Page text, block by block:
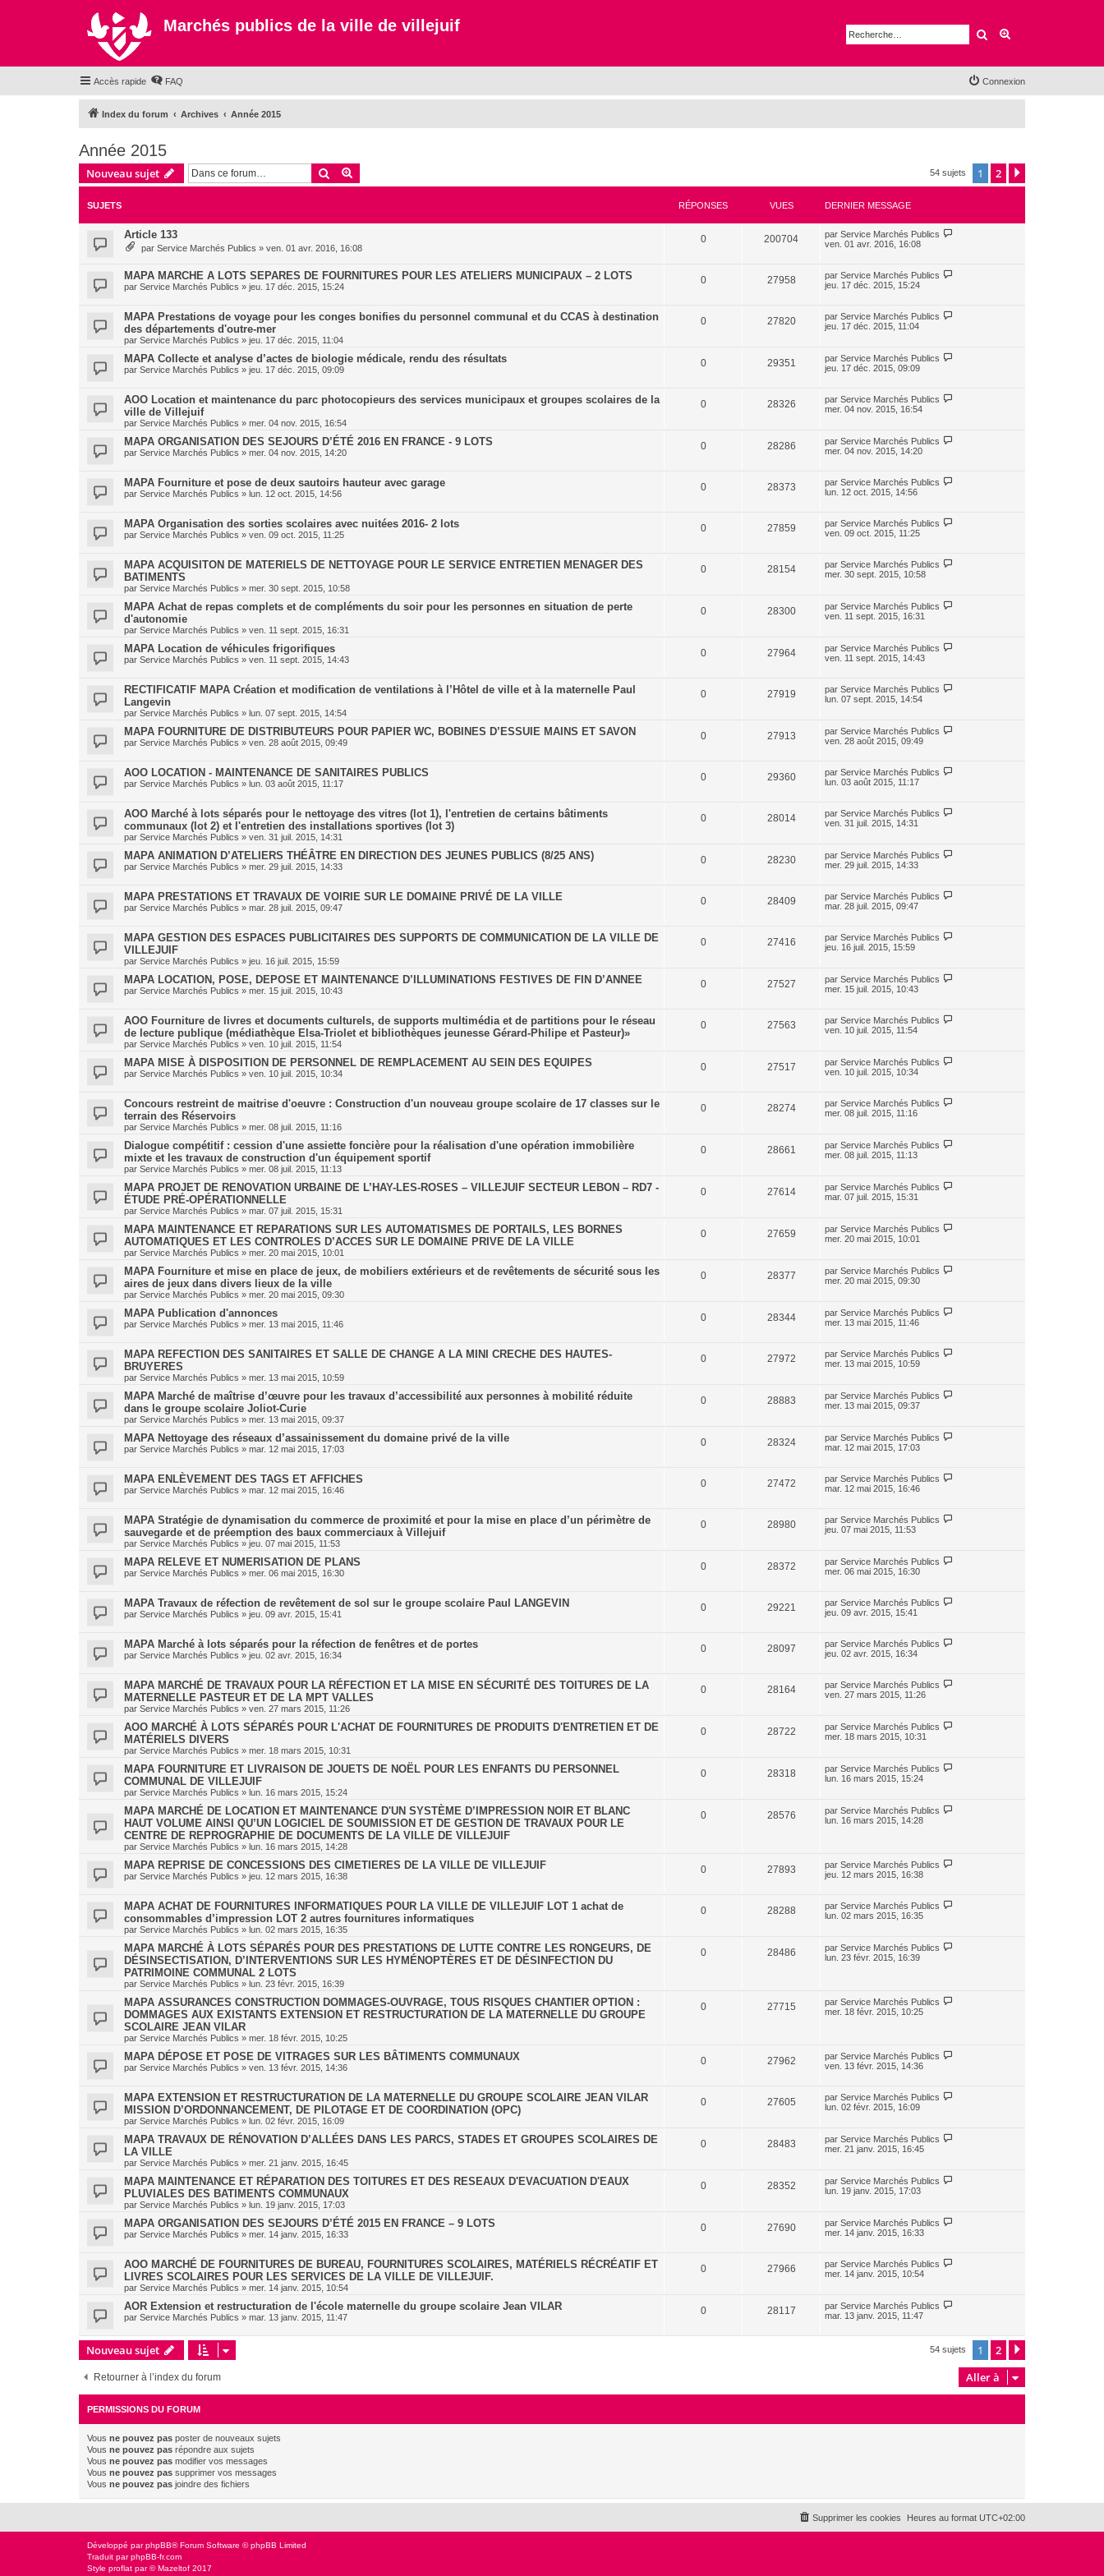
Marchés publics de la ville de villejuif Rechercher
Accès rapide FAQ Connexion
Index du forum Archives Année 2015
Année 2015
Nouveau sujet Rechercher 54 sujets 1 2
SUJETS RÉPONSES VUES DERNIER MESSAGE
Article 133
par Service Marchés Publics » ven. 01 avr. 2016, 16:08
0 200704 par Service Marchés Publics
ven. 01 avr. 2016, 16:08
MAPA MARCHE A LOTS SEPARES DE FOURNITURES POUR LES ATELIERS MUNICIPAUX – 2 LOTS
par Service Marchés Publics » jeu. 17 déc. 2015, 15:24
0 27958 par Service Marchés Publics
jeu. 17 déc. 2015, 15:24
MAPA Prestations de voyage pour les conges bonifies du personnel communal et du CCAS à destination
des départements d'outre-mer
par Service Marchés Publics » jeu. 17 déc. 2015, 11:04
0 27820 par Service Marchés Publics
jeu. 17 déc. 2015, 11:04
MAPA Collecte et analyse d’actes de biologie médicale, rendu des résultats
par Service Marchés Publics » jeu. 17 déc. 2015, 09:09
0 29351 par Service Marchés Publics
jeu. 17 déc. 2015, 09:09
AOO Location et maintenance du parc photocopieurs des services municipaux et groupes scolaires de la
ville de Villejuif
par Service Marchés Publics » mer. 04 nov. 2015, 16:54
0 28326 par Service Marchés Publics
mer. 04 nov. 2015, 16:54
MAPA ORGANISATION DES SEJOURS D’ÉTÉ 2016 EN FRANCE - 9 LOTS
par Service Marchés Publics » mer. 04 nov. 2015, 14:20
0 28286 par Service Marchés Publics
mer. 04 nov. 2015, 14:20
MAPA Fourniture et pose de deux sautoirs hauteur avec garage
par Service Marchés Publics » lun. 12 oct. 2015, 14:56
0 28373 par Service Marchés Publics
lun. 12 oct. 2015, 14:56
MAPA Organisation des sorties scolaires avec nuitées 2016- 2 lots
par Service Marchés Publics » ven. 09 oct. 2015, 11:25
0 27859 par Service Marchés Publics
ven. 09 oct. 2015, 11:25
MAPA ACQUISITON DE MATERIELS DE NETTOYAGE POUR LE SERVICE ENTRETIEN MENAGER DES
BATIMENTS
par Service Marchés Publics » mer. 30 sept. 2015, 10:58
0 28154 par Service Marchés Publics
mer. 30 sept. 2015, 10:58
MAPA Achat de repas complets et de compléments du soir pour les personnes en situation de perte
d'autonomie
par Service Marchés Publics » ven. 11 sept. 2015, 16:31
0 28300 par Service Marchés Publics
ven. 11 sept. 2015, 16:31
MAPA Location de véhicules frigorifiques
par Service Marchés Publics » ven. 11 sept. 2015, 14:43
0 27964 par Service Marchés Publics
ven. 11 sept. 2015, 14:43
RECTIFICATIF MAPA Création et modification de ventilations à l’Hôtel de ville et à la maternelle Paul
Langevin
par Service Marchés Publics » lun. 07 sept. 2015, 14:54
0 27919 par Service Marchés Publics
lun. 07 sept. 2015, 14:54
MAPA FOURNITURE DE DISTRIBUTEURS POUR PAPIER WC, BOBINES D’ESSUIE MAINS ET SAVON
par Service Marchés Publics » ven. 28 août 2015, 09:49
0 27913 par Service Marchés Publics
ven. 28 août 2015, 09:49
AOO LOCATION - MAINTENANCE DE SANITAIRES PUBLICS
par Service Marchés Publics » lun. 03 août 2015, 11:17
0 29360 par Service Marchés Publics
lun. 03 août 2015, 11:17
AOO Marché à lots séparés pour le nettoyage des vitres (lot 1), l'entretien de certains bâtiments
communaux (lot 2) et l'entretien des installations sportives (lot 3)
par Service Marchés Publics » ven. 31 juil. 2015, 14:31
0 28014 par Service Marchés Publics
ven. 31 juil. 2015, 14:31
MAPA ANIMATION D’ATELIERS THÉÂTRE EN DIRECTION DES JEUNES PUBLICS (8/25 ANS)
par Service Marchés Publics » mer. 29 juil. 2015, 14:33
0 28230 par Service Marchés Publics
mer. 29 juil. 2015, 14:33
MAPA PRESTATIONS ET TRAVAUX DE VOIRIE SUR LE DOMAINE PRIVÉ DE LA VILLE
par Service Marchés Publics » mar. 28 juil. 2015, 09:47
0 28409 par Service Marchés Publics
mar. 28 juil. 2015, 09:47
MAPA GESTION DES ESPACES PUBLICITAIRES DES SUPPORTS DE COMMUNICATION DE LA VILLE DE
VILLEJUIF
par Service Marchés Publics » jeu. 16 juil. 2015, 15:59
0 27416 par Service Marchés Publics
jeu. 16 juil. 2015, 15:59
MAPA LOCATION, POSE, DEPOSE ET MAINTENANCE D’ILLUMINATIONS FESTIVES DE FIN D’ANNEE
par Service Marchés Publics » mer. 15 juil. 2015, 10:43
0 27527 par Service Marchés Publics
mer. 15 juil. 2015, 10:43
AOO Fourniture de livres et documents culturels, de supports multimédia et de partitions pour le réseau
de lecture publique (médiathèque Elsa-Triolet et bibliothèques jeunesse Gérard-Philipe et Pasteur)»
par Service Marchés Publics » ven. 10 juil. 2015, 11:54
0 27563 par Service Marchés Publics
ven. 10 juil. 2015, 11:54
MAPA MISE À DISPOSITION DE PERSONNEL DE REMPLACEMENT AU SEIN DES EQUIPES
par Service Marchés Publics » ven. 10 juil. 2015, 10:34
0 27517 par Service Marchés Publics
ven. 10 juil. 2015, 10:34
Concours restreint de maitrise d'oeuvre : Construction d'un nouveau groupe scolaire de 17 classes sur le
terrain des Réservoirs
par Service Marchés Publics » mer. 08 juil. 2015, 11:16
0 28274 par Service Marchés Publics
mer. 08 juil. 2015, 11:16
Dialogue compétitif : cession d'une assiette foncière pour la réalisation d'une opération immobilière
mixte et les travaux de construction d'un équipement sportif
par Service Marchés Publics » mer. 08 juil. 2015, 11:13
0 28661 par Service Marchés Publics
mer. 08 juil. 2015, 11:13
MAPA PROJET DE RENOVATION URBAINE DE L’HAY-LES-ROSES – VILLEJUIF SECTEUR LEBON – RD7 -
ÉTUDE PRÉ-OPÉRATIONNELLE
par Service Marchés Publics » mar. 07 juil. 2015, 15:31
0 27614 par Service Marchés Publics
mar. 07 juil. 2015, 15:31
MAPA MAINTENANCE ET REPARATIONS SUR LES AUTOMATISMES DE PORTAILS, LES BORNES
AUTOMATIQUES ET LES CONTROLES D’ACCES SUR LE DOMAINE PRIVE DE LA VILLE
par Service Marchés Publics » mer. 20 mai 2015, 10:01
0 27659 par Service Marchés Publics
mer. 20 mai 2015, 10:01
MAPA Fourniture et mise en place de jeux, de mobiliers extérieurs et de revêtements de sécurité sous les
aires de jeux dans divers lieux de la ville
par Service Marchés Publics » mer. 20 mai 2015, 09:30
0 28377 par Service Marchés Publics
mer. 20 mai 2015, 09:30
MAPA Publication d'annonces
par Service Marchés Publics » mer. 13 mai 2015, 11:46
0 28344 par Service Marchés Publics
mer. 13 mai 2015, 11:46
MAPA REFECTION DES SANITAIRES ET SALLE DE CHANGE A LA MINI CRECHE DES HAUTES-
BRUYERES
par Service Marchés Publics » mer. 13 mai 2015, 10:59
0 27972 par Service Marchés Publics
mer. 13 mai 2015, 10:59
MAPA Marché de maîtrise d’œuvre pour les travaux d’accessibilité aux personnes à mobilité réduite
dans le groupe scolaire Joliot-Curie
par Service Marchés Publics » mer. 13 mai 2015, 09:37
0 28883 par Service Marchés Publics
mer. 13 mai 2015, 09:37
MAPA Nettoyage des réseaux d’assainissement du domaine privé de la ville
par Service Marchés Publics » mar. 12 mai 2015, 17:03
0 28324 par Service Marchés Publics
mar. 12 mai 2015, 17:03
MAPA ENLÈVEMENT DES TAGS ET AFFICHES
par Service Marchés Publics » mar. 12 mai 2015, 16:46
0 27472 par Service Marchés Publics
mar. 12 mai 2015, 16:46
MAPA Stratégie de dynamisation du commerce de proximité et pour la mise en place d’un périmètre de
sauvegarde et de préemption des baux commerciaux à Villejuif
par Service Marchés Publics » jeu. 07 mai 2015, 11:53
0 28980 par Service Marchés Publics
jeu. 07 mai 2015, 11:53
MAPA RELEVE ET NUMERISATION DE PLANS
par Service Marchés Publics » mer. 06 mai 2015, 16:30
0 28372 par Service Marchés Publics
mer. 06 mai 2015, 16:30
MAPA Travaux de réfection de revêtement de sol sur le groupe scolaire Paul LANGEVIN
par Service Marchés Publics » jeu. 09 avr. 2015, 15:41
0 29221 par Service Marchés Publics
jeu. 09 avr. 2015, 15:41
MAPA Marché à lots séparés pour la réfection de fenêtres et de portes
par Service Marchés Publics » jeu. 02 avr. 2015, 16:34
0 28097 par Service Marchés Publics
jeu. 02 avr. 2015, 16:34
MAPA MARCHÉ DE TRAVAUX POUR LA RÉFECTION ET LA MISE EN SÉCURITÉ DES TOITURES DE LA
MATERNELLE PASTEUR ET DE LA MPT VALLES
par Service Marchés Publics » ven. 27 mars 2015, 11:26
0 28164 par Service Marchés Publics
ven. 27 mars 2015, 11:26
AOO MARCHÉ À LOTS SÉPARÉS POUR L'ACHAT DE FOURNITURES DE PRODUITS D'ENTRETIEN ET DE
MATÉRIELS DIVERS
par Service Marchés Publics » mer. 18 mars 2015, 10:31
0 28722 par Service Marchés Publics
mer. 18 mars 2015, 10:31
MAPA FOURNITURE ET LIVRAISON DE JOUETS DE NOËL POUR LES ENFANTS DU PERSONNEL
COMMUNAL DE VILLEJUIF
par Service Marchés Publics » lun. 16 mars 2015, 15:24
0 28318 par Service Marchés Publics
lun. 16 mars 2015, 15:24
MAPA MARCHÉ DE LOCATION ET MAINTENANCE D'UN SYSTÈME D’IMPRESSION NOIR ET BLANC
HAUT VOLUME AINSI QU’UN LOGICIEL DE SOUMISSION ET DE GESTION DE TRAVAUX POUR LE
CENTRE DE REPROGRAPHIE DE DOCUMENTS DE LA VILLE DE VILLEJUIF
par Service Marchés Publics » lun. 16 mars 2015, 14:28
0 28576 par Service Marchés Publics
lun. 16 mars 2015, 14:28
MAPA REPRISE DE CONCESSIONS DES CIMETIERES DE LA VILLE DE VILLEJUIF
par Service Marchés Publics » jeu. 12 mars 2015, 16:38
0 27893 par Service Marchés Publics
jeu. 12 mars 2015, 16:38
MAPA ACHAT DE FOURNITURES INFORMATIQUES POUR LA VILLE DE VILLEJUIF LOT 1 achat de
consommables d’impression LOT 2 autres fournitures informatiques
par Service Marchés Publics » lun. 02 mars 2015, 16:35
0 28288 par Service Marchés Publics
lun. 02 mars 2015, 16:35
MAPA MARCHÉ À LOTS SÉPARÉS POUR DES PRESTATIONS DE LUTTE CONTRE LES RONGEURS, DE
DÉSINSECTISATION, D’INTERVENTIONS SUR LES HYMÉNOPTÈRES ET DE DÉSINFECTION DU
PATRIMOINE COMMUNAL 2 LOTS
par Service Marchés Publics » lun. 23 févr. 2015, 16:39
0 28486 par Service Marchés Publics
lun. 23 févr. 2015, 16:39
MAPA ASSURANCES CONSTRUCTION DOMMAGES-OUVRAGE, TOUS RISQUES CHANTIER OPTION :
DOMMAGES AUX EXISTANTS EXTENSION ET RESTRUCTURATION DE LA MATERNELLE DU GROUPE
SCOLAIRE JEAN VILAR
par Service Marchés Publics » mer. 18 févr. 2015, 10:25
0 27715 par Service Marchés Publics
mer. 18 févr. 2015, 10:25
MAPA DÉPOSE ET POSE DE VITRAGES SUR LES BÂTIMENTS COMMUNAUX
par Service Marchés Publics » ven. 13 févr. 2015, 14:36
0 27962 par Service Marchés Publics
ven. 13 févr. 2015, 14:36
MAPA EXTENSION ET RESTRUCTURATION DE LA MATERNELLE DU GROUPE SCOLAIRE JEAN VILAR
MISSION D’ORDONNANCEMENT, DE PILOTAGE ET DE COORDINATION (OPC)
par Service Marchés Publics » lun. 02 févr. 2015, 16:09
0 27605 par Service Marchés Publics
lun. 02 févr. 2015, 16:09
MAPA TRAVAUX DE RÉNOVATION D’ALLÉES DANS LES PARCS, STADES ET GROUPES SCOLAIRES DE
LA VILLE
par Service Marchés Publics » mer. 21 janv. 2015, 16:45
0 28483 par Service Marchés Publics
mer. 21 janv. 2015, 16:45
MAPA MAINTENANCE ET RÉPARATION DES TOITURES ET DES RESEAUX D'EVACUATION D'EAUX
PLUVIALES DES BATIMENTS COMMUNAUX
par Service Marchés Publics » lun. 19 janv. 2015, 17:03
0 28352 par Service Marchés Publics
lun. 19 janv. 2015, 17:03
MAPA ORGANISATION DES SEJOURS D’ÉTÉ 2015 EN FRANCE – 9 LOTS
par Service Marchés Publics » mer. 14 janv. 2015, 16:33
0 27690 par Service Marchés Publics
mer. 14 janv. 2015, 16:33
AOO MARCHÉ DE FOURNITURES DE BUREAU, FOURNITURES SCOLAIRES, MATÉRIELS RÉCRÉATIF ET
LIVRES SCOLAIRES POUR LES SERVICES DE LA VILLE DE VILLEJUIF.
par Service Marchés Publics » mer. 14 janv. 2015, 10:54
0 27966 par Service Marchés Publics
mer. 14 janv. 2015, 10:54
AOR Extension et restructuration de l'école maternelle du groupe scolaire Jean VILAR
par Service Marchés Publics » mar. 13 janv. 2015, 11:47
0 28117 par Service Marchés Publics
mar. 13 janv. 2015, 11:47
Nouveau sujet 54 sujets 1 2
Retourner à l’index du forum Aller à
PERMISSIONS DU FORUM
Vous ne pouvez pas poster de nouveaux sujets
Vous ne pouvez pas répondre aux sujets
Vous ne pouvez pas modifier vos messages
Vous ne pouvez pas supprimer vos messages
Vous ne pouvez pas joindre des fichiers
Heures au format UTC+02:00
Supprimer les cookies
Développé parphpBB® Forum Software © phpBB Limited
Traduit parphpBB-fr.com
Style proflat par ©Mazeltof 2017